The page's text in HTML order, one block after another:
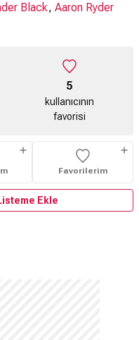
Black, Aaron Ryder
5
kullanıcının
favorisi
Favorilerim
Ekle